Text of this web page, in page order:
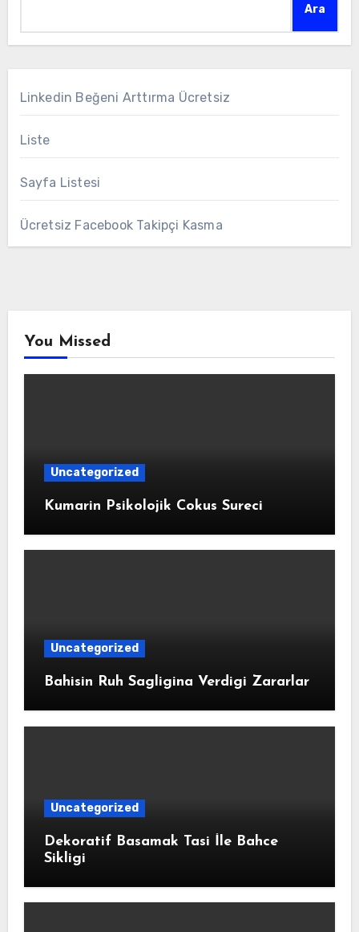
Ara
Linkedin Beğeni Arttırma Ücretsiz
Liste
Sayfa Listesi
Ücretsiz Facebook Takipçi Kasma
You Missed
Uncategorized
Kumarin Psikolojik Cokus Sureci
Uncategorized
Bahisin Ruh Sagligina Verdigi Zararlar
Uncategorized
Dekoratif Basamak Tasi İle Bahce
Sikligi